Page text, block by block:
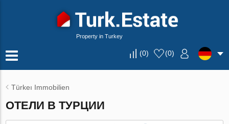
Property in Turkey
(0) (0)
Türkeı Immobilien
ОТЕЛИ В ТУРЦИИ